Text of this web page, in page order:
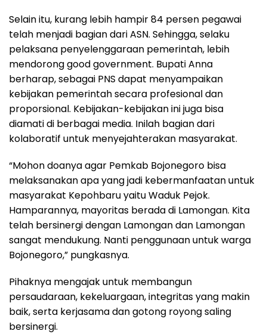
Selain itu, kurang lebih hampir 84 persen pegawai
telah menjadi bagian dari ASN. Sehingga, selaku
pelaksana penyelenggaraan pemerintah, lebih
mendorong good government. Bupati Anna
berharap, sebagai PNS dapat menyampaikan
kebijakan pemerintah secara profesional dan
proporsional. Kebijakan-kebijakan ini juga bisa
diamati di berbagai media. Inilah bagian dari
kolaboratif untuk menyejahterakan masyarakat.
“Mohon doanya agar Pemkab Bojonegoro bisa
melaksanakan apa yang jadi kebermanfaatan untuk
masyarakat Kepohbaru yaitu Waduk Pejok.
Hamparannya, mayoritas berada di Lamongan. Kita
telah bersinergi dengan Lamongan dan Lamongan
sangat mendukung. Nanti penggunaan untuk warga
Bojonegoro,” pungkasnya.
Pihaknya mengajak untuk membangun
persaudaraan, kekeluargaan, integritas yang makin
baik, serta kerjasama dan gotong royong saling
bersinergi.